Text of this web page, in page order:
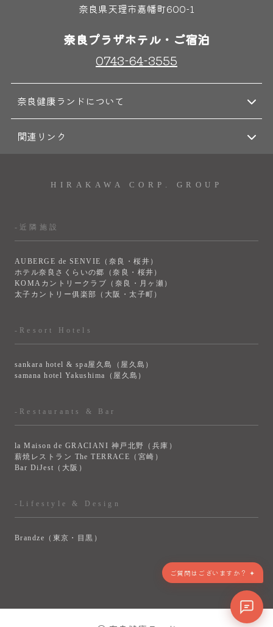
奈良県天理市嘉幡町600-1
奈良プラザホテル・ご宿泊
0743-64-3555
奈良健康ランドについて
関連リンク
HIRAKAWA CORP. GROUP
-近隣施設
AUBERGE de SENVIE（奈良・桜井）
ホテル奈良さくらいの郷（奈良・桜井）
KOMAカントリークラブ（奈良・月ヶ瀬）
太子カントリー俱楽部（大阪・太子町）
-Resort Hotels
sankara hotel & spa屋久島（屋久島）
samana hotel Yakushima（屋久島）
-Restaurants & Bar
la Maison de GRACIANI 神戸北野（兵庫）
薪焼レストラン The TERRACE（宮崎）
Bar DiJest（大阪）
-Lifestyle & Design
Brandze（東京・目黒）
> VIEW MORE